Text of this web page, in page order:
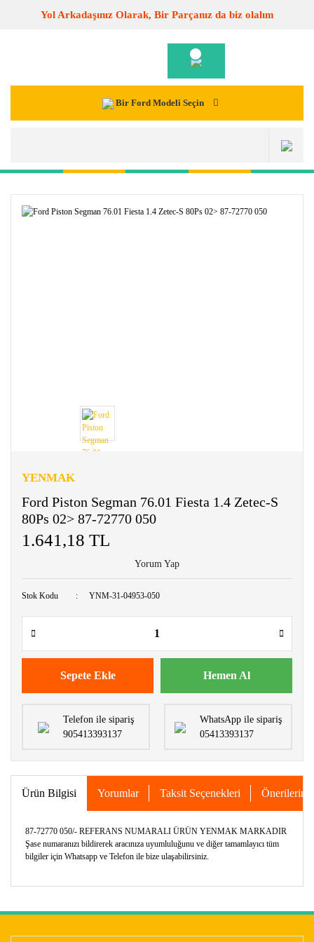
Yol Arkadaşınız Olarak, Bir Parçanız da biz olalım
Bir Ford Modeli Seçin
YENMAK
Ford Piston Segman 76.01 Fiesta 1.4 Zetec-S
80Ps 02> 87-72770 050
1.641,18 TL
Yorum Yap
Stok Kodu YNM-31-04953-050
Sepete Ekle Hemen Al
Telefon ile sipariş
905413393137
WhatsApp ile sipariş
05413393137
Ürün Bilgisi Yorumlar Taksit Seçenekleri Önerileriniz
87-72770 050/- REFERANS NUMARALI ÜRÜN YENMAK MARKADIR
Şase numaranızı bildirerek aracınıza uyumluluğunu ve diğer tamamlayıcı tüm
bilgiler için Whatsapp ve Telefon ile bize ulaşabilirsiniz.